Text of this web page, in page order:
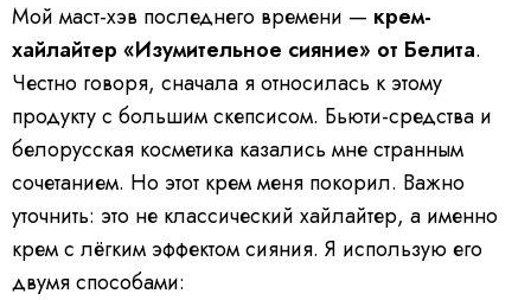
Мой маст-хэв последнего времени — крем-
хайлайтер «Изумительное сияние» от Белита.
Честно говоря, сначала я относилась к этому
продукту с большим скепсисом. Бьюти-средства и
белорусская косметика казались мне странным
сочетанием. Но этот крем меня покорил. Важно
уточнить: это не классический хайлайтер, а именно
крем с лёгким эффектом сияния. Я использую его
двумя способами: